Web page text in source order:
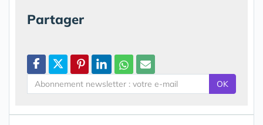
Partager
OK